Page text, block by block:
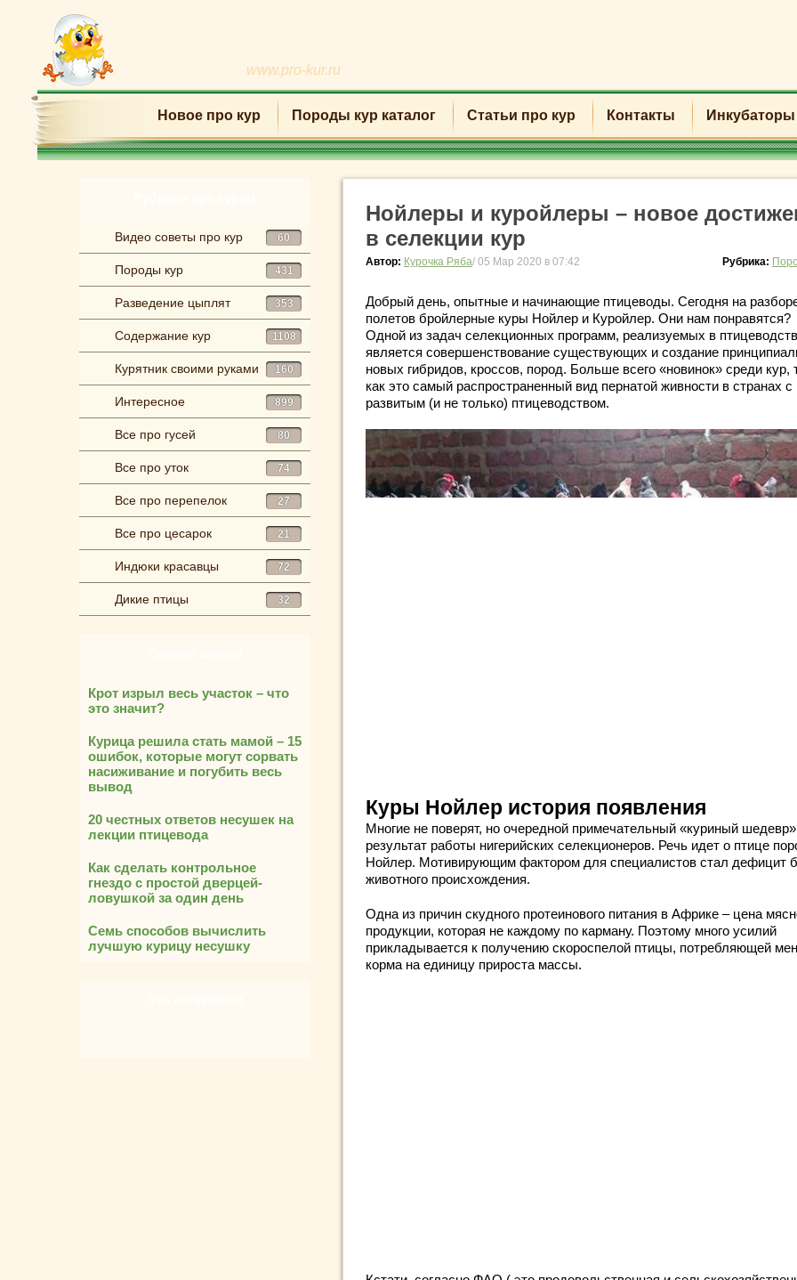
www.pro-kur.ru
Новое про кур Породы кур каталог Статьи про кур Контакты Инкубаторы
Видео советы про кур 60
Породы кур 431
Разведение цыплят 353
Содержание кур 1108
Курятник своими руками 160
Интересное 899
Все про гусей 80
Все про уток 74
Все про перепелок 27
Все про цесарок 21
Индюки красавцы 72
Дикие птицы 32
Крот изрыл весь участок – что
это значит?
Курица решила стать мамой – 15
ошибок, которые могут сорвать
насиживание и погубить весь
вывод
20 честных ответов несушек на
лекции птицевода
Как сделать контрольное
гнездо с простой дверцей-
ловушкой за один день
Семь способов вычислить
лучшую курицу несушку
Нойлеры и куройлеры – новое
в селекции кур
Автор: Курочка Ряба/ 05 Мар 2020 в 07:42 Рубрика:
Добрый день, опытные и начинающие птицеводы. Сегодня на
полетов бройлерные куры Нойлер и Куройлер. Они нам понравятся?
Одной из задач селекционных программ, реализуемых в
является совершенствование существующих и создание
новых гибридов, кроссов, пород. Больше всего «новинок» среди кур,
как это самый распространенный вид пернатой живности в странах с
развитым (и не только) птицеводством.
Куры Нойлер история появления
Многие не поверят, но очередной примечательный «куриный
результат работы нигерийских селекционеров. Речь идет о птице
Нойлер. Мотивирующим фактором для специалистов стал дефицит
животного происхождения.
Одна из причин скудного протеинового питания в Африке – цена
продукции, которая не каждому по карману. Поэтому много усилий
прикладывается к получению скороспелой птицы, потребляющей
корма на единицу прироста массы.